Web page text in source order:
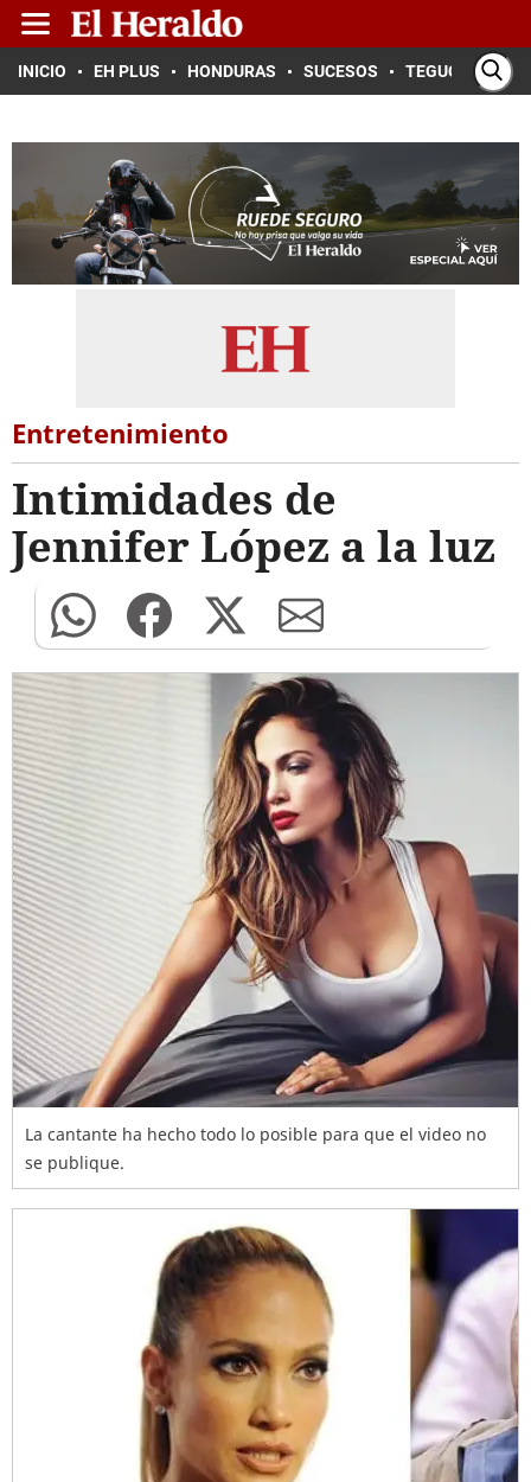
INICIO EH PLUS HONDURAS SUCESOS TEGUCIGALPA
Entretenimiento
Intimidades de
Jennifer López a la luz
La cantante ha hecho todo lo posible para que el video no
se publique.